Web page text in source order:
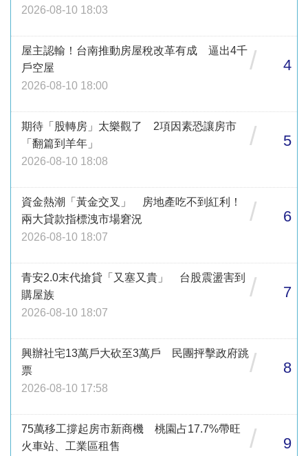
2026-08-10 18:03
屋主認輸！台南推動房屋稅改革有成 逼出4千
戶空屋
2026-08-10 18:00
/ 4
期待「股轉房」太樂觀了 2項因素恐讓房市
「翻篇到羊年」
2026-08-10 18:08
/ 5
資金熱潮「黃金交叉」 房地產吃不到紅利！
兩大貸款指標洩市場窘況
2026-08-10 18:07
/ 6
青安2.0末代搶貸「又塞又貴」 台股震盪害到
購屋族
2026-08-10 18:07
/ 7
興辦社宅13萬戶大砍至3萬戶 民團抨擊政府跳
票
2026-08-10 17:58
/ 8
75萬移工撐起房市新商機 桃園占17.7%帶旺
火車站、工業區租售
/ 9